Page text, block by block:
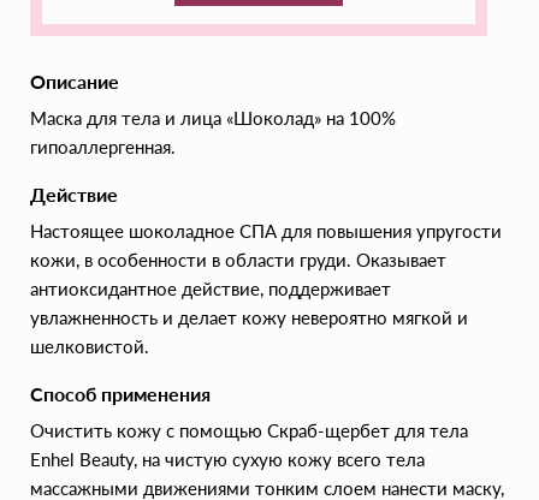
Описание
Маска для тела и лица «Шоколад» на 100%
гипоаллергенная.
Действие
Настоящее шоколадное СПА для повышения упругости
кожи, в особенности в области груди. Оказывает
антиоксидантное действие, поддерживает
увлажненность и делает кожу невероятно мягкой и
шелковистой.
Способ применения
Очистить кожу с помощью Скраб-щербет для тела
Enhel Beauty, на чистую сухую кожу всего тела
массажными движениями тонким слоем нанести маску,